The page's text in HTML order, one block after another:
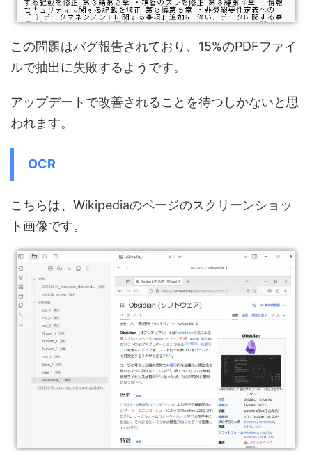
この問題はバグ報告されており、15%のPDFファイ
ルで抽出に失敗するようです。
アップデートで改善されることを待つしかないと思
われます。
OCR
こちらは、Wikipediaのページのスクリーンショッ
ト画像です。